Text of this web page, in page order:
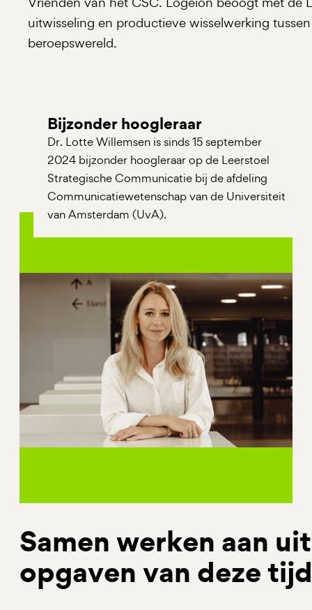
uitwisseling en productieve wisselwerking
beroepswereld.
Bijzonder hoogleraar
Dr. Lotte Willemsen is sinds 15 september
2024 bijzonder hoogleraar op de Leerstoel
Strategische Communicatie bij de afdeling
Communicatiewetenschap van de Universiteit
van Amsterdam (UvA).
Samen werken aan
opgaven van deze tijd